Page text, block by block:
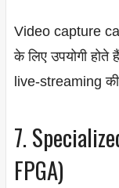
Video capture
के लिए उपयोगी
live-streaming की
7.
FPGA)